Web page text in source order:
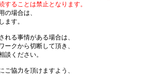
することは禁止となります。
の場合は、
ます。
れる事情がある場合は、
ークから切断して頂き、
談ください。
ご協力を頂けますよう、